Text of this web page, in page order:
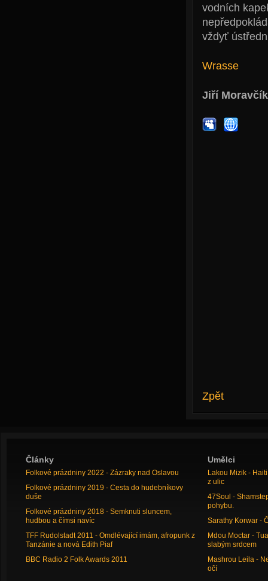
vodních
vždyť
Wrasse
Jiří Moravčík
Zpět
Články
Folkové prázdniny 2022 - Zázraky nad Oslavou
Folkové prázdniny 2019 - Cesta do hudebníkovy
duše
Folkové prázdniny 2018 - Semknuti sluncem,
hudbou a čímsi navíc
TFF Rudolstadt 2011 - Omdlévající imám, afropunk z
Tanzánie a nová Edith Piaf
BBC Radio 2 Folk Awards 2011
Umělci
Lakou Mizik -
z ulic
47Soul -
pohybu.
Sarathy Korwar -
Mdou Moctar -
slabým srdcem
Mashrou Leila -
očí